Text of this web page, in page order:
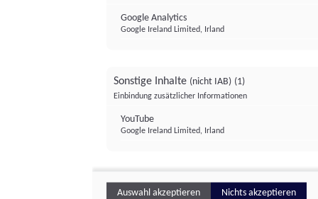
Google Analytics
Google Ireland Limited, Irland
Sonstige Inhalte (nicht IAB) (1)
Einbindung zusätzlicher Informationen
YouTube
Google Ireland Limited, Irland
Auswahl akzeptieren Nichts akzeptieren